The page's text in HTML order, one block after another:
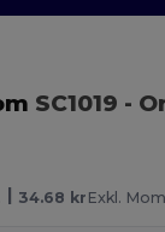
SC1019 -
| 34.68 kr Exkl.